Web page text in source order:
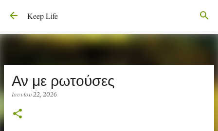
Μετάβαση στο κύριο περιεχόμενο
Keep Life
Αν με ρωτούσες
Ιουνίου 22, 2026